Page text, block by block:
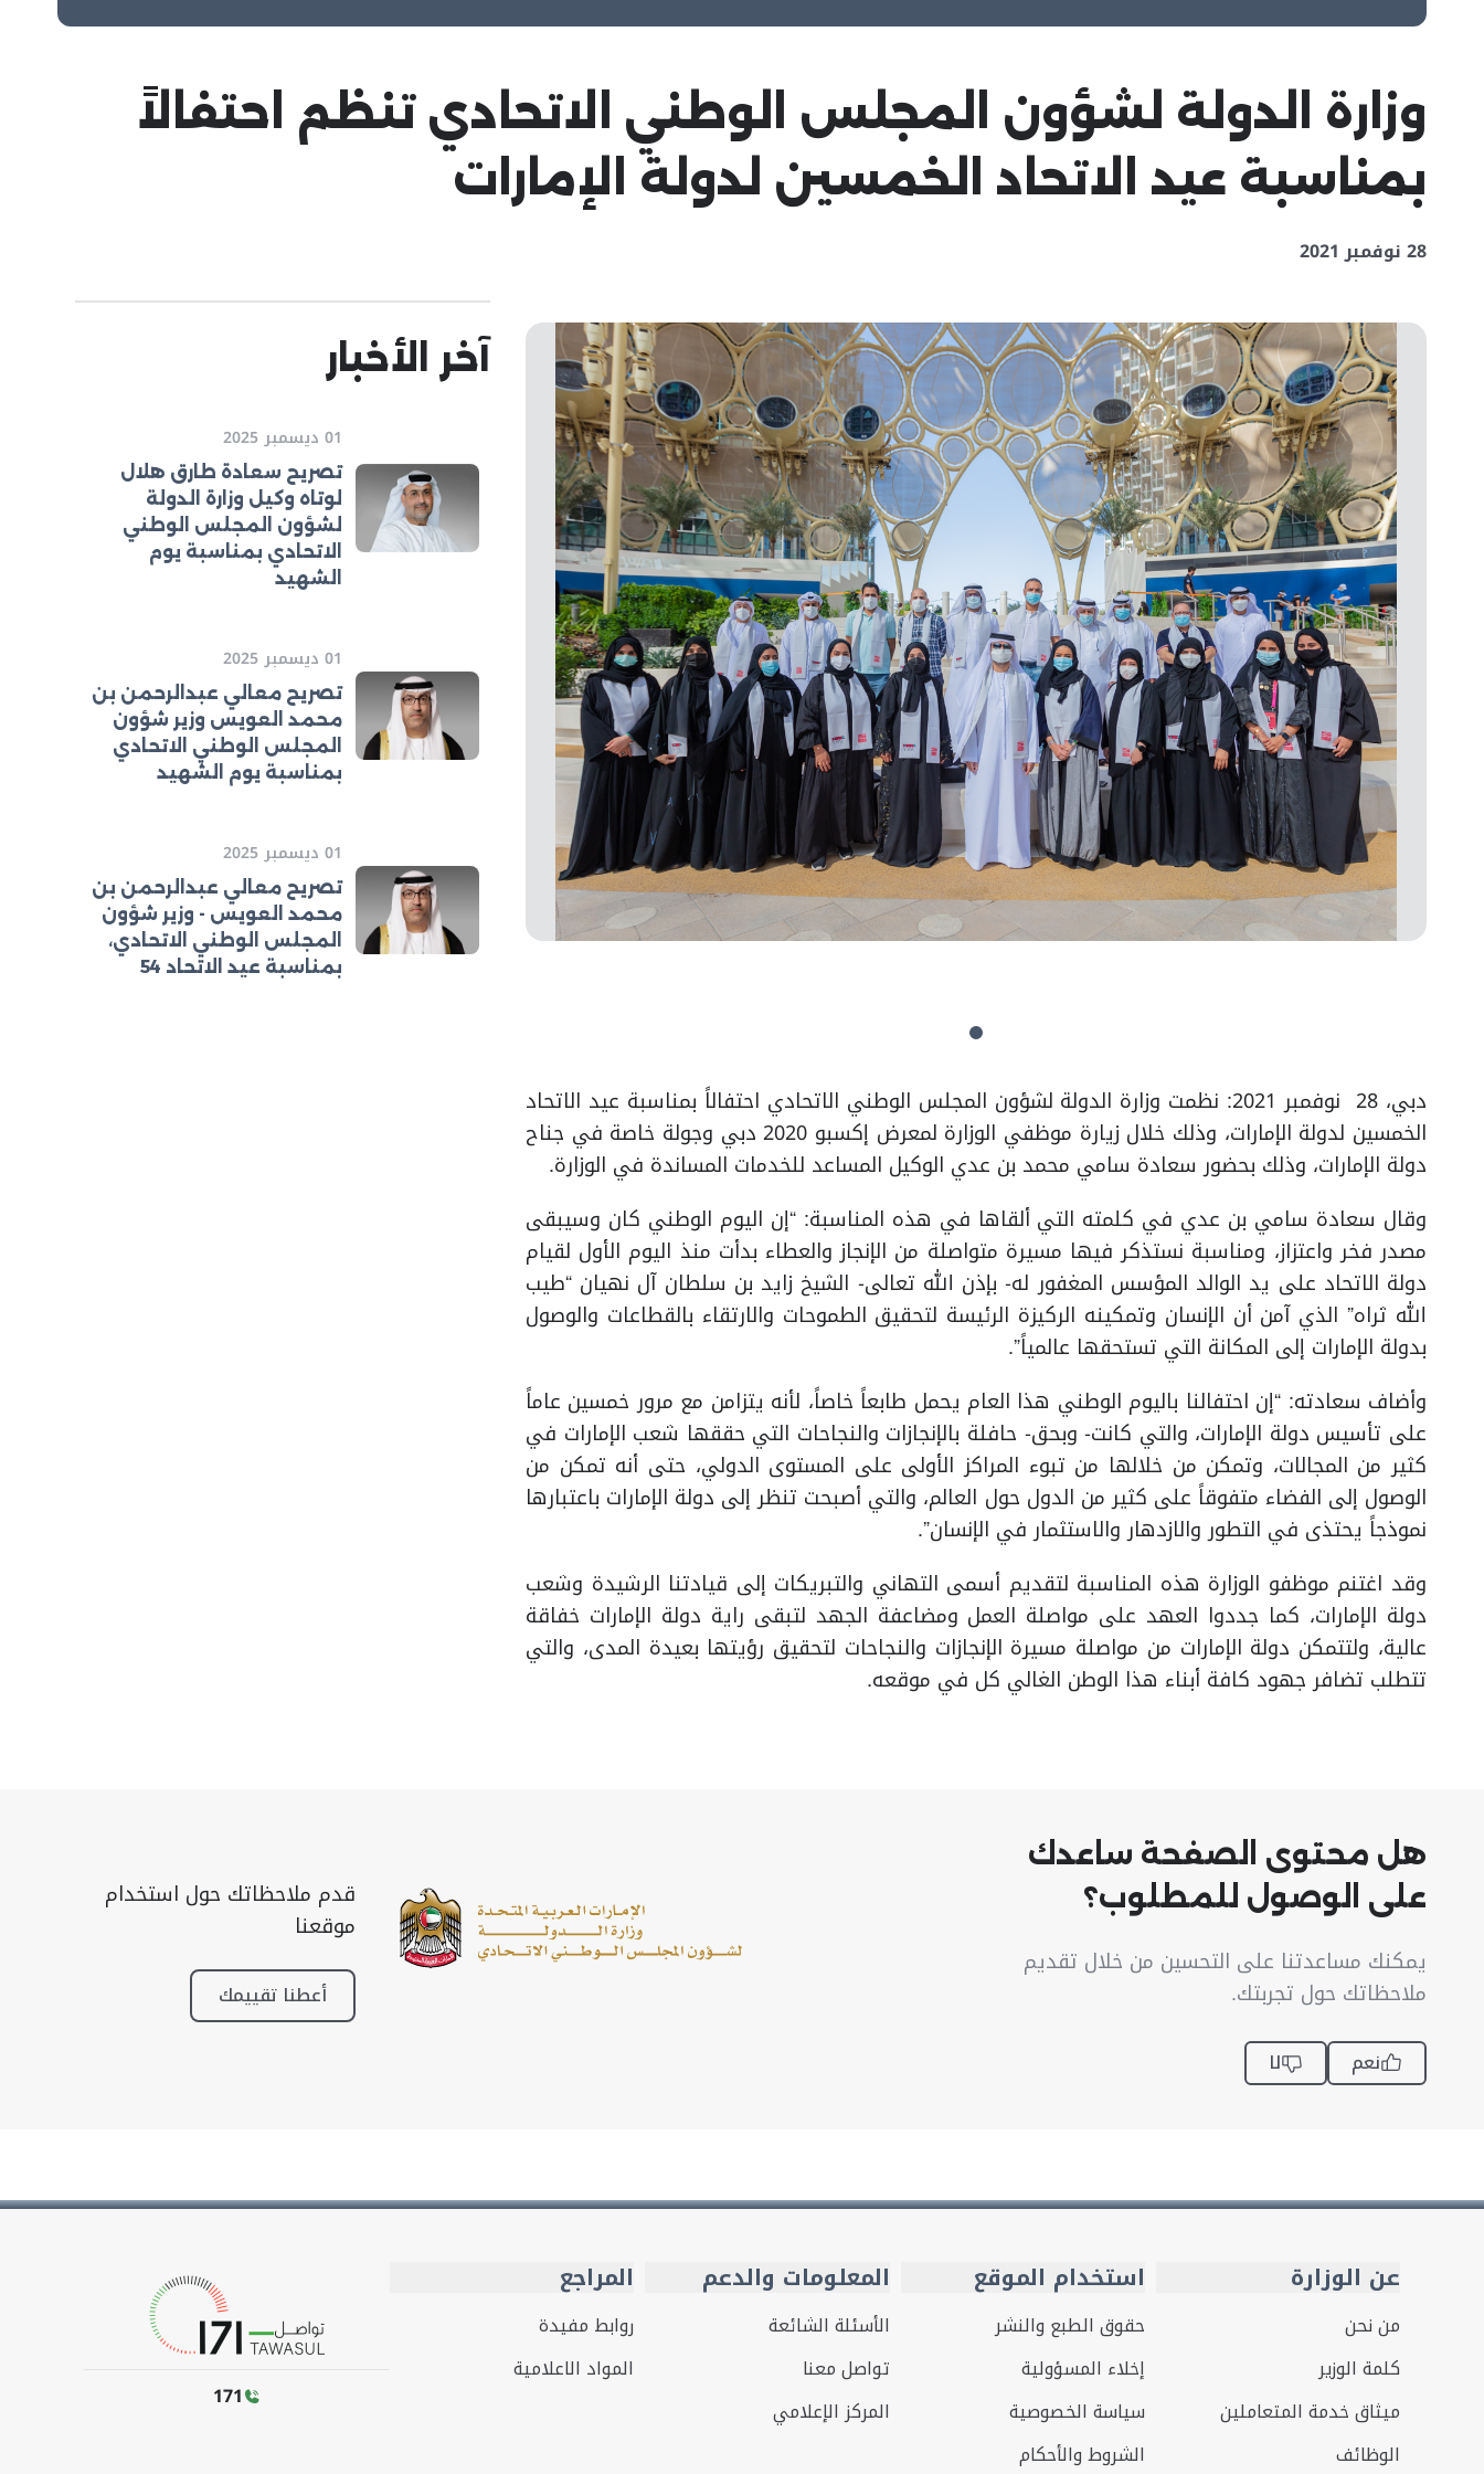
وزارة الدولة لشؤون المجلس الوطني الاتحادي تنظم احتفالاً
بمناسبة عيد الاتحاد الخمسين لدولة الإمارات
28 نوفمبر 2021
دبي، 28 نوفمبر 2021: نظمت وزارة الدولة لشؤون المجلس الوطني الاتحادي احتفالاً بمناسبة عيد الاتحاد
الخمسين لدولة الإمارات، وذلك خلال زيارة موظفي الوزارة لمعرض إكسبو 2020 دبي وجولة خاصة في جناح
دولة الإمارات، وذلك بحضور سعادة سامي محمد بن عدي الوكيل المساعد للخدمات المساندة في الوزارة.
وقال سعادة سامي بن عدي في كلمته التي ألقاها في هذه المناسبة: “إن اليوم الوطني كان وسيبقى
مصدر فخر واعتزاز، ومناسبة نستذكر فيها مسيرة متواصلة من الإنجاز والعطاء بدأت منذ اليوم الأول لقيام
دولة الاتحاد على يد الوالد المؤسس المغفور له- بإذن الله تعالى- الشيخ زايد بن سلطان آل نهيان “طيب
الله ثراه” الذي آمن أن الإنسان وتمكينه الركيزة الرئيسة لتحقيق الطموحات والارتقاء بالقطاعات والوصول
بدولة الإمارات إلى المكانة التي تستحقها عالمياً”.
وأضاف سعادته: “إن احتفالنا باليوم الوطني هذا العام يحمل طابعاً خاصاً، لأنه يتزامن مع مرور خمسين عاماً
على تأسيس دولة الإمارات، والتي كانت- وبحق- حافلة بالإنجازات والنجاحات التي حققها شعب الإمارات في
كثير من المجالات، وتمكن من خلالها من تبوء المراكز الأولى على المستوى الدولي، حتى أنه تمكن من
الوصول إلى الفضاء متفوقاً على كثير من الدول حول العالم، والتي أصبحت تنظر إلى دولة الإمارات باعتبارها
نموذجاً يحتذى في التطور والازدهار والاستثمار في الإنسان”.
وقد اغتنم موظفو الوزارة هذه المناسبة لتقديم أسمى التهاني والتبريكات إلى قيادتنا الرشيدة وشعب
دولة الإمارات، كما جددوا العهد على مواصلة العمل ومضاعفة الجهد لتبقى راية دولة الإمارات خفاقة
عالية، ولتتمكن دولة الإمارات من مواصلة مسيرة الإنجازات والنجاحات لتحقيق رؤيتها بعيدة المدى، والتي
تتطلب تضافر جهود كافة أبناء هذا الوطن الغالي كل في موقعه.
آخر الأخبار
01 ديسمبر 2025
تصريح سعادة طارق هلال
لوتاه وكيل وزارة الدولة
لشؤون المجلس الوطني
الاتحادي بمناسبة يوم
الشهيد
01 ديسمبر 2025
تصريح معالي عبدالرحمن بن
محمد العويس وزير شؤون
المجلس الوطني الاتحادي
بمناسبة يوم الشهيد
01 ديسمبر 2025
تصريح معالي عبدالرحمن بن
محمد العويس - وزير شؤون
المجلس الوطني الاتحادي،
بمناسبة عيد الاتحاد 54
هل محتوى الصفحة ساعدك
على الوصول للمطلوب؟
يمكنك مساعدتنا على التحسين من خلال تقديم
ملاحظاتك حول تجربتك.
نعم لا
قدم ملاحظاتك حول استخدام
موقعنا
أعطنا تقييمك
عن الوزارة
من نحن
كلمة الوزير
ميثاق خدمة المتعاملين
الوظائف
استخدام الموقع
حقوق الطبع والنشر
إخلاء المسؤولية
سياسة الخصوصية
الشروط والأحكام
المعلومات والدعم
الأسئلة الشائعة
تواصل معنا
المركز الإعلامي
المراجع
روابط مفيدة
المواد الاعلامية
171